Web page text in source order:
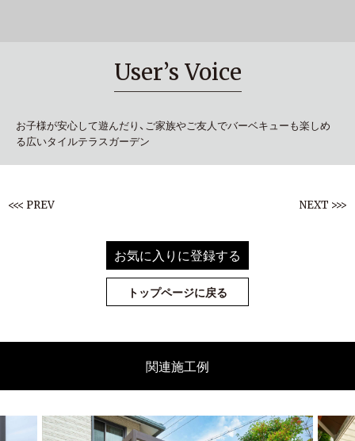
User’s Voice
お子様が安心して遊んだり、ご家族やご友人でバーベキューも楽しめ
る広いタイルテラスガーデン
<<< PREV NEXT >>>
お気に入りに登録する
トップページに戻る
関連施工例